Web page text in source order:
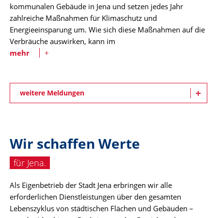
kommunalen Gebäude in Jena und setzen jedes Jahr
zahlreiche Maßnahmen für Klimaschutz und
Energieeinsparung um. Wie sich diese Maßnahmen auf die
Verbräuche auswirken, kann im
mehr
+
weitere Meldungen
Wir schaffen Werte
für Jena.
Als Eigenbetrieb der Stadt Jena erbringen wir alle
erforderlichen Dienstleistungen über den gesamten
Lebenszyklus von städtischen Flächen und Gebäuden –